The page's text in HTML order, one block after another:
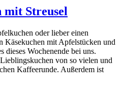
mit Streusel
oder lieber einen
Käsekuchen mit Apfelstücken und
dieses Wochenende bei uns.
von so vielen und
Kaffeerunde. Außerdem ist